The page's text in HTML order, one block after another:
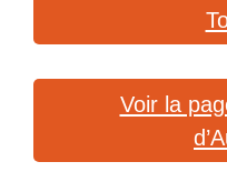
Voir la